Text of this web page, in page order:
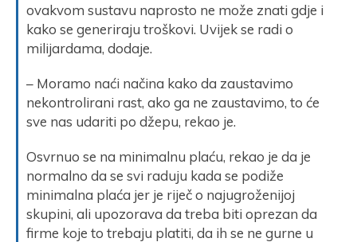
ovakvom sustavu naprosto ne može znati gdje i
kako se generiraju troškovi. Uvijek se radi o
milijardama, dodaje.
– Moramo naći načina kako da zaustavimo
nekontrolirani rast, ako ga ne zaustavimo, to će
sve nas udariti po džepu, rekao je.
Osvrnuo se na minimalnu plaću, rekao je da je
normalno da se svi raduju kada se podiže
minimalna plaća jer je riječ o najugroženijoj
skupini, ali upozorava da treba biti oprezan da
firme koje to trebaju platiti, da ih se ne gurne u